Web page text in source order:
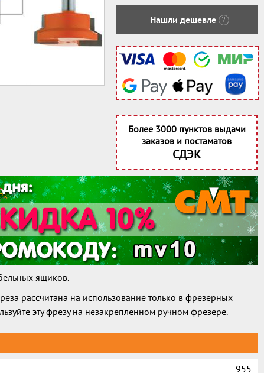
Нашли дешевле ?
Более 3000 пунктов выдачи
заказов и постаматов
СДЭК
ящиков.
рассчитана на использование только в фрезерных
эту фрезу на незакрепленном ручном фрезере.
955